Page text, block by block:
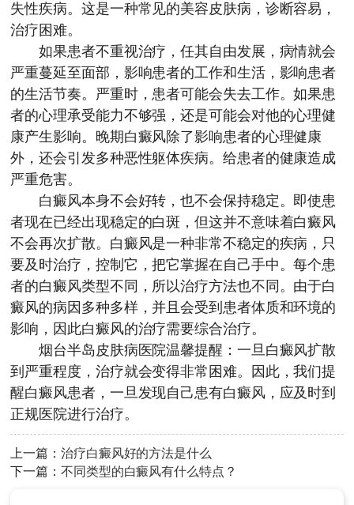
失性疾病。这是一种常见的美容皮肤病，诊断容易，
治疗困难。
如果患者不重视治疗，任其自由发展，病情就会
严重蔓延至面部，影响患者的工作和生活，影响患者
的生活节奏。严重时，患者可能会失去工作。如果患
者的心理承受能力不够强，还是可能会对他的心理健
康产生影响。晚期白癜风除了影响患者的心理健康
外，还会引发多种恶性躯体疾病。给患者的健康造成
严重危害。
白癜风本身不会好转，也不会保持稳定。即使患
者现在已经出现稳定的白斑，但这并不意味着白癜风
不会再次扩散。白癜风是一种非常不稳定的疾病，只
要及时治疗，控制它，把它掌握在自己手中。每个患
者的白癜风类型不同，所以治疗方法也不同。由于白
癜风的病因多种多样，并且会受到患者体质和环境的
影响，因此白癜风的治疗需要综合治疗。
烟台半岛皮肤病医院温馨提醒：一旦白癜风扩散
到严重程度，治疗就会变得非常困难。因此，我们提
醒白癜风患者，一旦发现自己患有白癜风，应及时到
正规医院进行治疗。
上一篇：治疗白癜风好的方法是什么
下一篇：不同类型的白癜风有什么特点？